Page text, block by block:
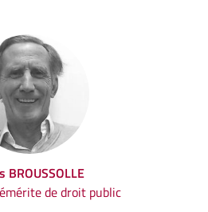
BROUSSOLLE
de droit public